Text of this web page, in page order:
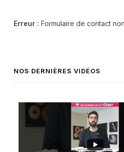
Erreur : Formulaire de contact
NOS DERNIÈRES VIDÉOS